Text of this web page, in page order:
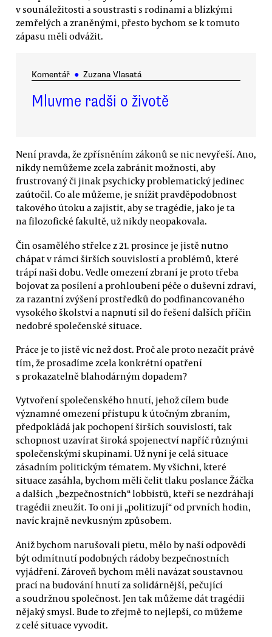
v sounáležitosti a soustrasti s rodinami a blízkými
zemřelých a zraněnými, přesto bychom se k tomuto
zápasu měli odvážit.
Komentář ● Zuzana Vlasatá
Mluvme radši o životě
Není pravda, že zpřísněním zákonů se nic nevyřeší. Ano,
nikdy nemůžeme zcela zabránit možnosti, aby
frustrovaný či jinak psychicky problematický jedinec
zaútočil. Co ale můžeme, je snížit pravděpodobnost
takového útoku a zajistit, aby se tragédie, jako je ta
na filozofické fakultě, už nikdy neopakovala.
Čin osamělého střelce z 21. prosince je jistě nutno
chápat v rámci širších souvislostí a problémů, které
trápí naši dobu. Vedle omezení zbraní je proto třeba
bojovat za posílení a prohloubení péče o duševní zdraví,
za razantní zvýšení prostředků do podfinancovaného
vysokého školství a napnutí sil do řešení dalších příčin
nedobré společenské situace.
Práce je to jistě víc než dost. Proč ale proto nezačít právě
tím, že prosadíme zcela konkrétní opatření
s prokazatelně blahodárným dopadem?
Vytvoření společenského hnutí, jehož cílem bude
významné omezení přístupu k útočným zbraním,
předpokládá jak pochopení širších souvislostí, tak
schopnost uzavírat široká spojenectví napříč různými
společenskými skupinami. Už nyní je celá situace
zásadním politickým tématem. My všichni, které
situace zasáhla, bychom měli čelit tlaku poslance Žáčka
a dalších „bezpečnostních“ lobbistů, kteří se nezdráhají
tragédii zneužít. To oni ji „politizují“ od prvních hodin,
navíc krajně nevkusným způsobem.
Aniž bychom narušovali pietu, mělo by naší odpovědí
být odmítnutí podobných rádoby bezpečnostních
vyjádření. Zároveň bychom měli navázat soustavnou
prací na budování hnutí za solidárnější, pečující
a soudržnou společnost. Jen tak můžeme dát tragédii
nějaký smysl. Bude to zřejmě to nejlepší, co můžeme
z celé situace vyvodit.